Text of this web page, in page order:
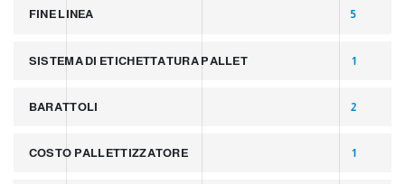
FINE LINEA 5
SISTEMA DI ETICHETTATURA PALLET 1
BARATTOLI 2
COSTO PALLETTIZZATORE 1